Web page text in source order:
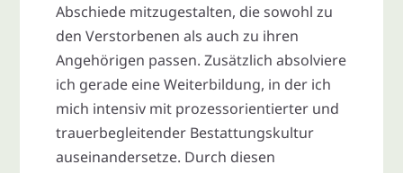
Abschiede mitzugestalten, die sowohl zu
den Verstorbenen als auch zu ihren
Angehörigen passen. Zusätzlich absolviere
ich gerade eine Weiterbildung, in der ich
mich intensiv mit prozessorientierter und
trauerbegleitender Bestattungskultur
auseinandersetze. Durch diesen